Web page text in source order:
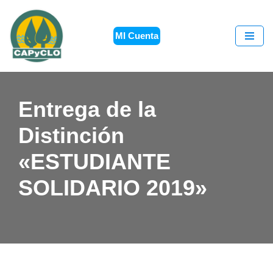
Saltar
al
contenido
MI Cuenta
Entrega de la
Distinción
«ESTUDIANTE
SOLIDARIO 2019»